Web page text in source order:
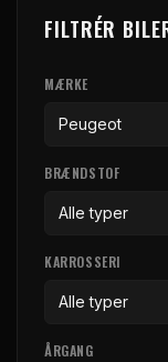
SUPERBILER
SØG
FILTRÉR
MÆRKE
Peugeot
BRÆNDSTOF
Alle typer
KARROSSERI
Alle typer
ÅRGANG